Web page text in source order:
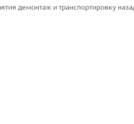
демонтаж и транспортировку